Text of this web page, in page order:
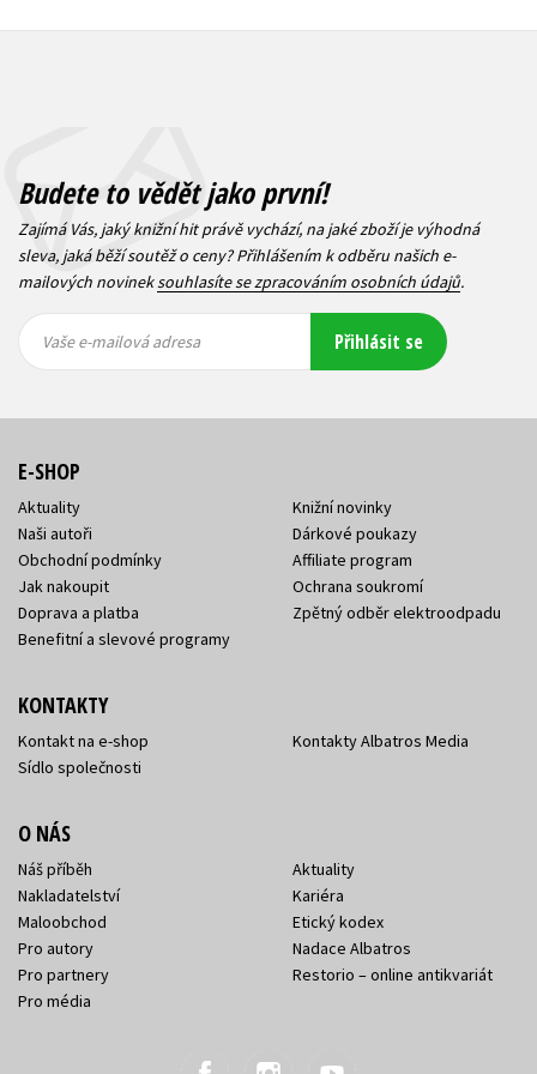
Budete to vědět jako první!
Zajímá Vás, jaký knižní hit právě vychází, na jaké zboží je výhodná
sleva, jaká běží soutěž o ceny? Přihlášením k odběru našich e-
mailových novineksouhlasíte se zpracováním osobních údajů.
mailová
mailová
Vaše e-mailová adresa Přihlásit se
E-SHOP
Aktuality
Naši autoři
Obchodní podmínky
Jak nakoupit
Doprava a platba
Benefitní a slevové programy
Knižní novinky
Dárkové poukazy
Affiliate program
Ochrana soukromí
Zpětný odběr elektroodpadu
KONTAKTY
Kontakt na e-shop
Sídlo společnosti
Kontakty Albatros Media
O NÁS
Náš příběh
Nakladatelství
Maloobchod
Pro autory
Pro partnery
Pro média
Aktuality
Kariéra
Etický kodex
Nadace Albatros
Restorio – online antikvariát